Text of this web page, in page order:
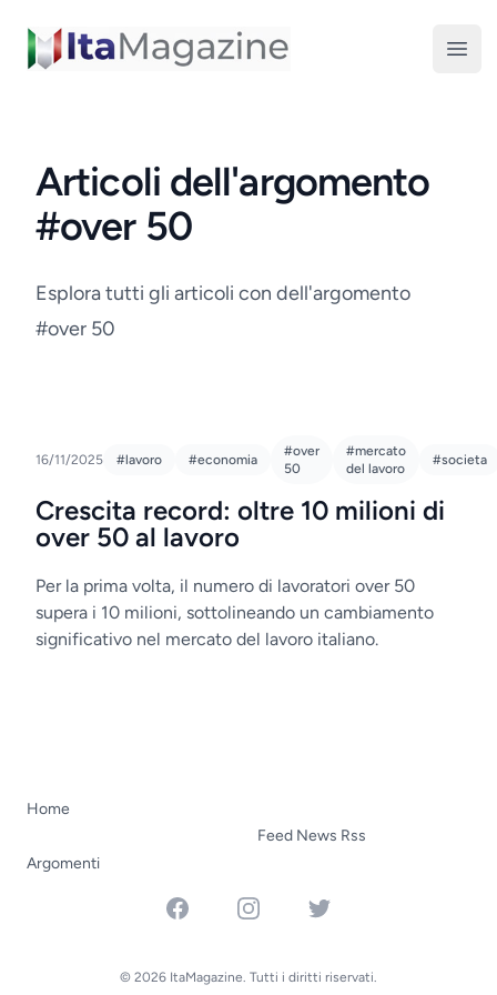
ItaMagazine
Articoli dell'argomento
#over 50
Esplora tutti gli articoli con dell'argomento
#over 50
16/11/2025 #lavoro #economia
#over
50
#mercato
del lavoro
#societa
Crescita record: oltre 10 milioni di
over 50 al lavoro
Per la prima volta, il numero di lavoratori over 50
supera i 10 milioni, sottolineando un cambiamento
significativo nel mercato del lavoro italiano.
Home
Argomenti
Feed News Rss
FacebookInstagramTwitter
© 2026 ItaMagazine. Tutti i diritti riservati.